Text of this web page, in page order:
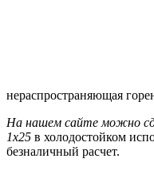
нераспространяющая
На нашем сайте можно
1х25 в холодостойком
безналичный расчет.